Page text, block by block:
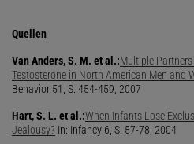
Quellen
Van Anders, S. M. et al.:Multiple
Testoster­one in North American Men and
Behavior 51, S. 454-459, 2007
Hart, S. L. et al.:When Infants Lose
Jealousy? In: Infancy 6, S. 57-78, 2004